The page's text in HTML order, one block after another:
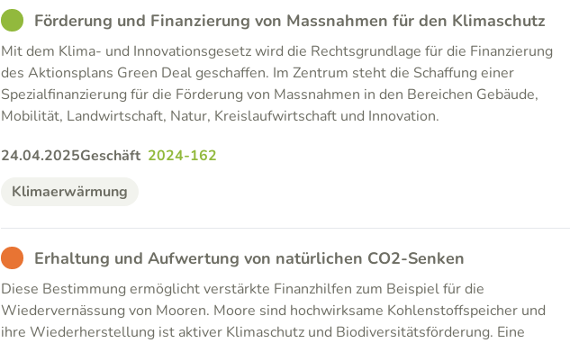
GOODFörderung und Finanzierung von Massnahmen für den Klimaschutz
Mit dem Klima- und Innovationsgesetz wird die Rechtsgrundlage für die Finanzierung
des Aktionsplans Green Deal geschaffen. Im Zentrum steht die Schaffung einer
Spezialfinanzierung für die Förderung von Massnahmen in den Bereichen Gebäude,
Mobilität, Landwirtschaft, Natur, Kreislaufwirtschaft und Innovation.
24.04.2025Geschäft 2024-162
Klimaerwärmung
BAD Erhaltung und Aufwertung von natürlichen CO2-Senken
Diese Bestimmung ermöglicht verstärkte Finanzhilfen zum Beispiel für die
Wiedervernässung von Mooren. Moore sind hochwirksame Kohlenstoffspeicher und
ihre Wiederherstellung ist aktiver Klimaschutz und Biodiversitätsförderung. Eine